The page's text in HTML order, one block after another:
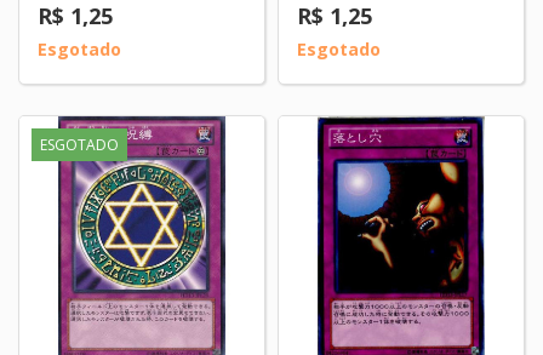
R$ 1,25
Esgotado
R$ 1,25
Esgotado
ESGOTADO